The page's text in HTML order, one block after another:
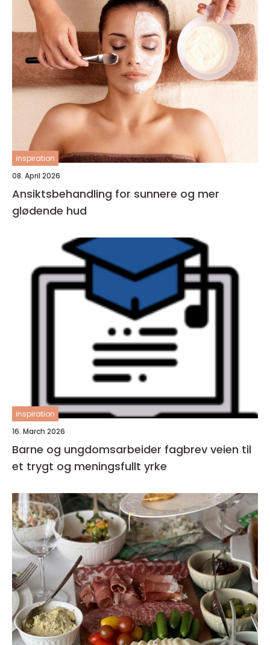
inspiration
08. April 2026
Ansiktsbehandling for sunnere og mer
glødende hud
inspiration
16. March 2026
Barne og ungdomsarbeider fagbrev veien til
et trygt og meningsfullt yrke